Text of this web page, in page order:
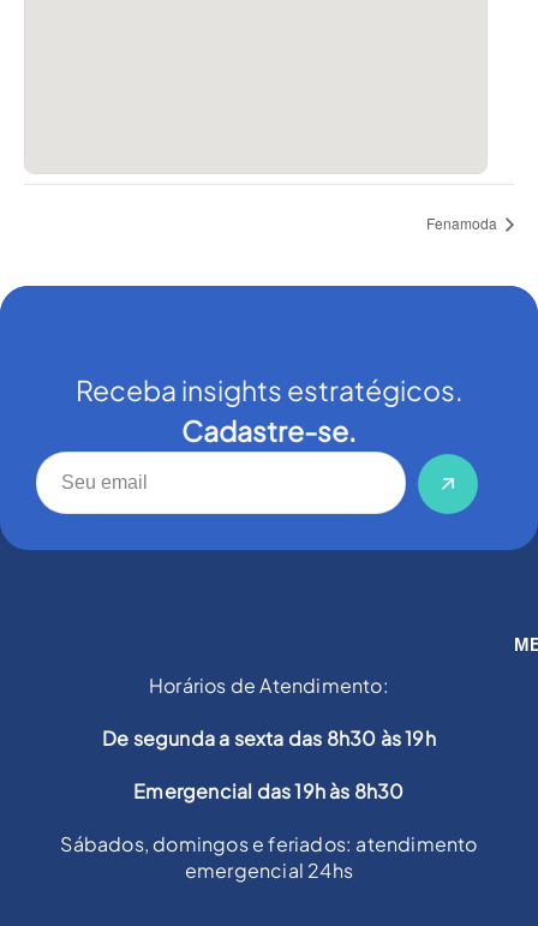
Fenamoda
Receba insights estratégicos.
Cadastre-se.
Horários de Atendimento:
De segunda a sexta das 8h30 às 19h
Emergencial das 19h às 8h30
Sábados, domingos e feriados: atendimento
emergencial 24hs